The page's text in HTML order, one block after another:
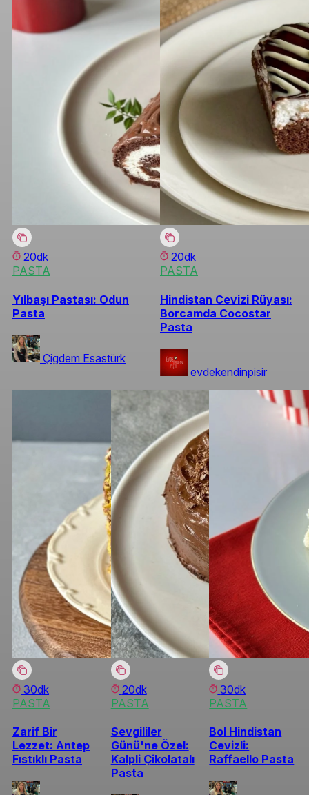
20dk
PASTA
Yılbaşı Pastası: Odun
Pasta
Çigdem Esastürk
20dk
PASTA
Hindistan Cevizi Rüyası:
Borcamda Cocostar
Pasta
evdekendinpisir
30dk
PASTA
Zarif Bir
Lezzet: Antep
Fıstıklı Pasta
20dk
PASTA
Sevgililer
Günü'ne Özel:
Kalpli Çikolatalı
Pasta
30dk
PASTA
Bol Hindistan
Cevizli:
Raffaello Pasta